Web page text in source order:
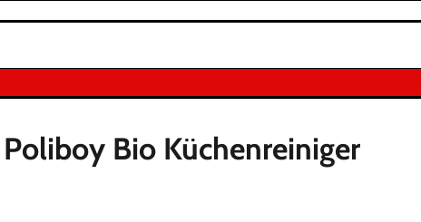
Bio Küchenreiniger